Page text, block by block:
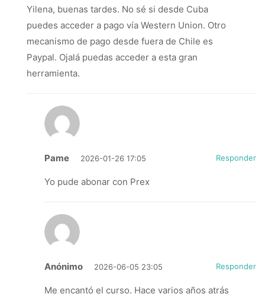
Yilena, buenas tardes. No sé si desde Cuba
puedes acceder a pago vía Western Union. Otro
mecanismo de pago desde fuera de Chile es
Paypal. Ojalá puedas acceder a esta gran
herramienta.
Pame 2026-01-26 17:05 Responder
Yo pude abonar con Prex
Anónimo 2026-06-05 23:05 Responder
Me encantó el curso. Hace varios años atrás